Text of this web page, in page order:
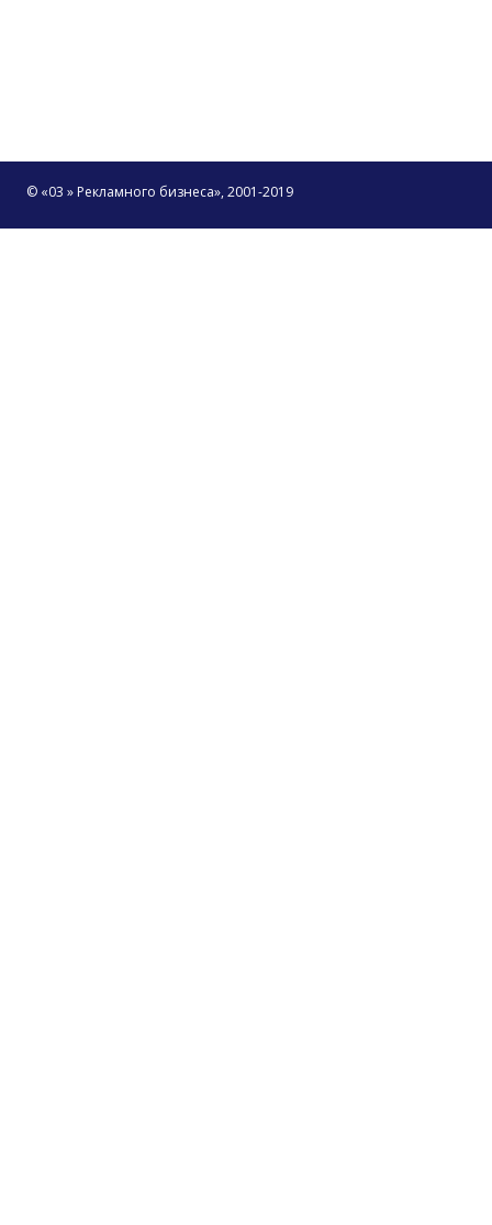
© «03 » Рекламного бизнеса», 2001-2019